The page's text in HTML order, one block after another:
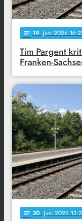
notes 19. Juni 2026
Tim Pargent
Franken-
notes 30. Juni 2026